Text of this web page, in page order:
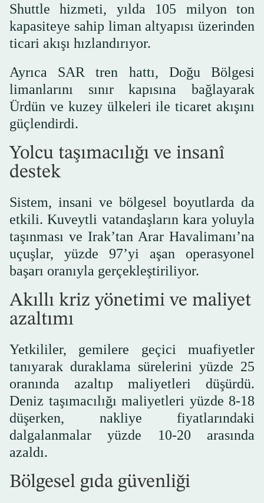
Shuttle hizmeti, yılda 105 milyon ton
kapasiteye sahip liman altyapısı üzerinden
ticari akışı hızlandırıyor.
Ayrıca SAR tren hattı, Doğu Bölgesi
limanlarını sınır kapısına bağlayarak
Ürdün ve kuzey ülkeleri ile ticaret akışını
güçlendirdi.
Yolcu taşımacılığı ve insanî
destek
Sistem, insani ve bölgesel boyutlarda da
etkili. Kuveytli vatandaşların kara yoluyla
taşınması ve Irak’tan Arar Havalimanı’na
uçuşlar, yüzde 97’yi aşan operasyonel
başarı oranıyla gerçekleştiriliyor.
Akıllı kriz yönetimi ve maliyet
azaltımı
Yetkililer, gemilere geçici muafiyetler
tanıyarak duraklama sürelerini yüzde 25
oranında azaltıp maliyetleri düşürdü.
Deniz taşımacılığı maliyetleri yüzde 8-18
düşerken, nakliye fiyatlarındaki
dalgalanmalar yüzde 10-20 arasında
azaldı.
Bölgesel gıda güvenliği